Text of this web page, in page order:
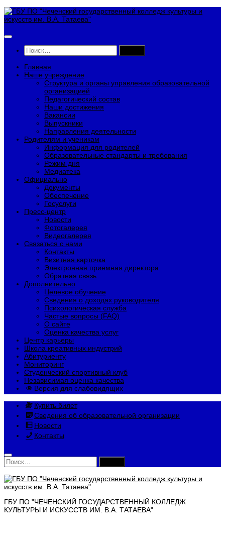
Перейти
к
Найти:
Главная
Наше учреждение
Структура и органы управления образовательной
организацией
Педагогический состав
Наши достижения
Вакансии
Выпускники
Направления деятельности
Родителям и ученикам
Информация для родителей
Образовательные стандарты и требования
Режим дня
Медиатека
Официально
Документы
Обеспечение
Госуслуги
Пресс-центр
Новости
Фотогалерея
Видеогалерея
Связаться с нами
Контакты
Визитная карточка
Электронная приемная директора
Обратная связь
Дополнительно
Целевое обучение
Сведения о доходах руководителя
Психологическая служба
Частые вопросы (FAQ)
О сайте
Оценка качества услуг
Центр карьеры
Школа креативных индустрий
Абитуриенту
Мониторинг
Студенческий спортивный клуб
Независимая оценка качества
Версия для слабовидящих
Купить билет
Сведения об образовательной организации
Новости
Контакты
Найти:
ГБУ ПО "ЧЕЧЕНСКИЙ ГОСУДАРСТВЕННЫЙ КОЛЛЕДЖ
КУЛЬТУРЫ И ИСКУССТВ ИМ. В.А. ТАТАЕВА"